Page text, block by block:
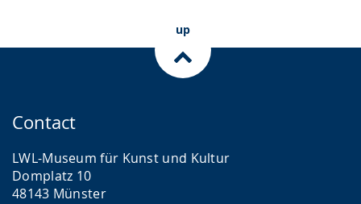
up
Contact
LWL-Museum für Kunst und Kultur
Domplatz 10
48143 Münster